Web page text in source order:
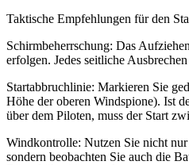
Taktische Empfehlungen für den
Schirmbeherrschung: Das
erfolgen. Jedes seitliche
Startabbruchlinie: Markieren Sie
Höhe der oberen Windspione). Ist
über dem Piloten, muss der Start
Windkontrolle: Nutzen Sie nicht
sondern beobachten Sie auch die